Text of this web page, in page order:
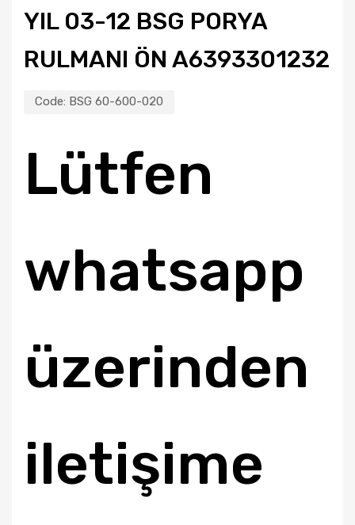
YIL 03-12 BSG PORYA
RULMANI ÖN A6393301232
Code: BSG 60-600-020
Lütfen
whatsapp
üzerinden
iletişime